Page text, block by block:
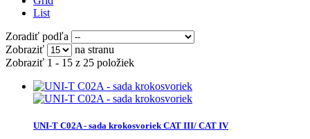
List
Zoradiť podľa
Zobraziť
na stranu
Zobraziť 1 - 15 z 25 položiek
UNI-T C02A - sada krokosvoriek CAT III/ CAT IV